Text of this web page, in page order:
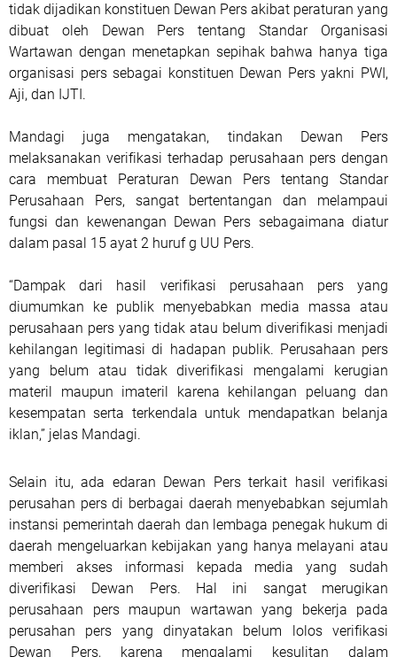
tidak dijadikan konstituen Dewan Pers akibat peraturan yang
dibuat oleh Dewan Pers tentang Standar Organisasi
Wartawan dengan menetapkan sepihak bahwa hanya tiga
organisasi pers sebagai konstituen Dewan Pers yakni PWI,
Aji, dan IJTI.
Mandagi juga mengatakan, tindakan Dewan Pers
melaksanakan verifikasi terhadap perusahaan pers dengan
cara membuat Peraturan Dewan Pers tentang Standar
Perusahaan Pers, sangat bertentangan dan melampaui
fungsi dan kewenangan Dewan Pers sebagaimana diatur
dalam pasal 15 ayat 2 huruf g UU Pers.
“Dampak dari hasil verifikasi perusahaan pers yang
diumumkan ke publik menyebabkan media massa atau
perusahaan pers yang tidak atau belum diverifikasi menjadi
kehilangan legitimasi di hadapan publik. Perusahaan pers
yang belum atau tidak diverifikasi mengalami kerugian
materil maupun imateril karena kehilangan peluang dan
kesempatan serta terkendala untuk mendapatkan belanja
iklan,” jelas Mandagi.
Selain itu, ada edaran Dewan Pers terkait hasil verifikasi
perusahan pers di berbagai daerah menyebabkan sejumlah
instansi pemerintah daerah dan lembaga penegak hukum di
daerah mengeluarkan kebijakan yang hanya melayani atau
memberi akses informasi kepada media yang sudah
diverifikasi Dewan Pers. Hal ini sangat merugikan
perusahaan pers maupun wartawan yang bekerja pada
perusahan pers yang dinyatakan belum lolos verifikasi
Dewan Pers, karena mengalami kesulitan dalam